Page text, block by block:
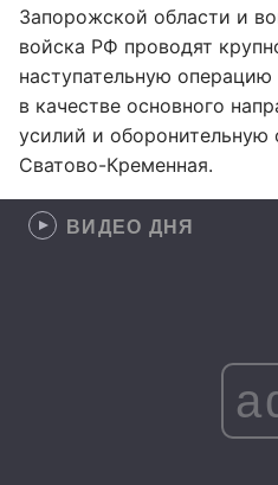
Запорожской области и
войска РФ проводят
наступательную
в качестве основного
усилий и оборонительную
Сватово-Кременная.
ВИДЕО ДНЯ